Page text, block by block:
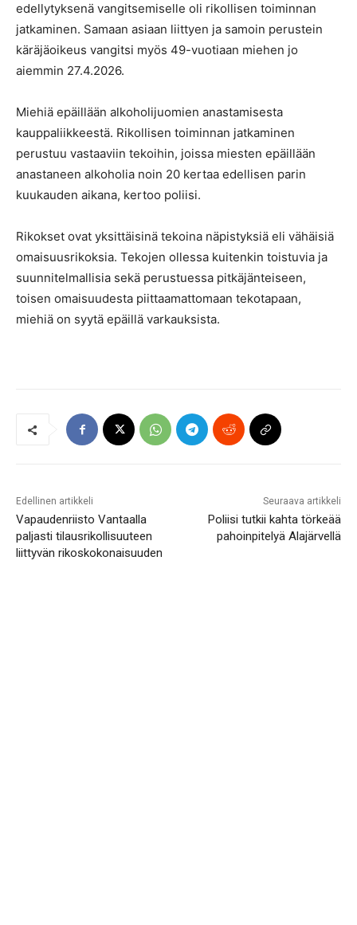
edellytyksenä vangitsemiselle oli rikollisen toiminnan
jatkaminen. Samaan asiaan liittyen ja samoin perustein
käräjäoikeus vangitsi myös 49-vuotiaan miehen jo
aiemmin 27.4.2026.
Miehiä epäillään alkoholijuomien anastamisesta
kauppaliikkeestä. Rikollisen toiminnan jatkaminen
perustuu vastaaviin tekoihin, joissa miesten epäillään
anastaneen alkoholia noin 20 kertaa edellisen parin
kuukauden aikana, kertoo poliisi.
Rikokset ovat yksittäisinä tekoina näpistyksiä eli vähäisiä
omaisuusrikoksia. Tekojen ollessa kuitenkin toistuvia ja
suunnitelmallisia sekä perustuessa pitkäjänteiseen,
toisen omaisuudesta piittaamattomaan tekotapaan,
miehiä on syytä epäillä varkauksista.
Edellinen artikkeli
Vapaudenriisto Vantaalla
paljasti tilausrikollisuuteen
liittyvän rikoskokonaisuuden
Seuraava artikkeli
Poliisi tutkii kahta törkeää
pahoinpitelyä Alajärvellä